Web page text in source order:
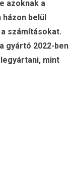
azoknak a
belül
számításokat.
gyártó 2022-ben
mint